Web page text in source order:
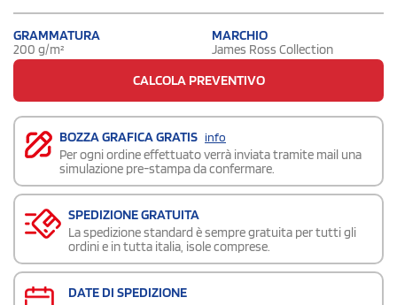
GRAMMATURA
200 g/m²
MARCHIO
James Ross Collection
CALCOLA PREVENTIVO
BOZZA GRAFICA GRATIS info
Per ogni ordine effettuato verrà inviata tramite mail una
simulazione pre-stampa da confermare.
SPEDIZIONE GRATUITA
La spedizione standard è sempre gratuita per tutti gli
ordini e in tutta italia, isole comprese.
DATE DI SPEDIZIONE